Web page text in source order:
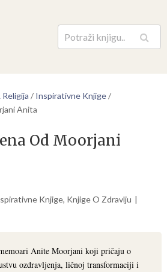
Pretraga
/ Inspirativne Knjige/
Anita
Od Moorjani
Knjige, Knjige O Zdravlju
Anite Moorjani koji pričaju o
ozdravljenja, ličnoj transformaciji i